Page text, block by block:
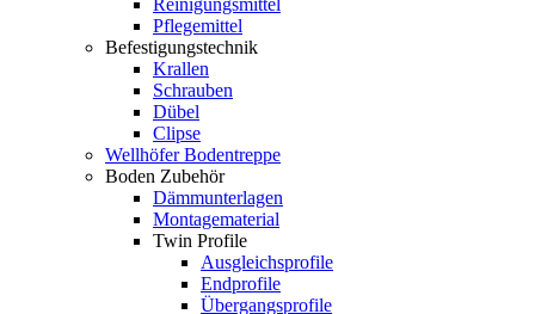
Reinigungsmittel
Pflegemittel
Befestigungstechnik
Krallen
Schrauben
Dübel
Clipse
Wellhöfer Bodentreppe
Boden Zubehör
Dämmunterlagen
Montagematerial
Twin Profile
Ausgleichsprofile
Endprofile
Übergangsprofile